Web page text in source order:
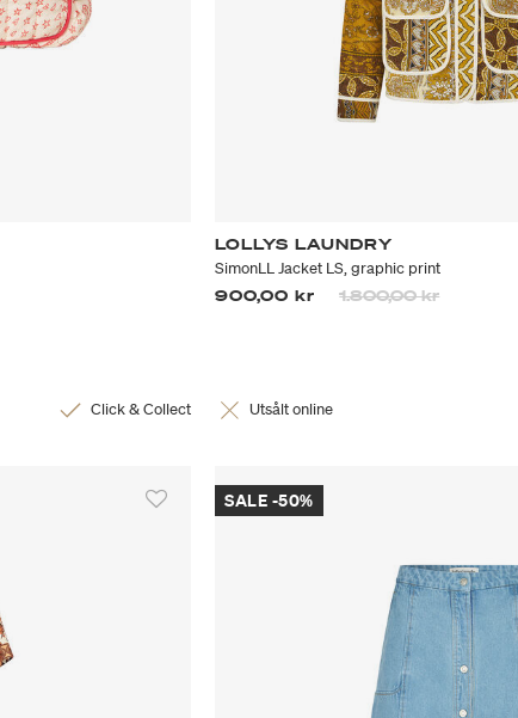
Click & Collect
LOLLYS LAUNDRY
SimonLL Jacket LS, graphic print
900,00 kr
Priset är nedsatt från
1.800,00 krtill
Utsålt online
SALE -50%